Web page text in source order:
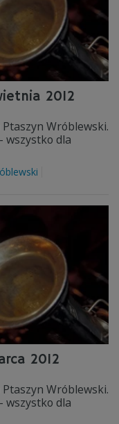
2012
Wróblewski.
wszystko dla
2012
Wróblewski.
wszystko dla